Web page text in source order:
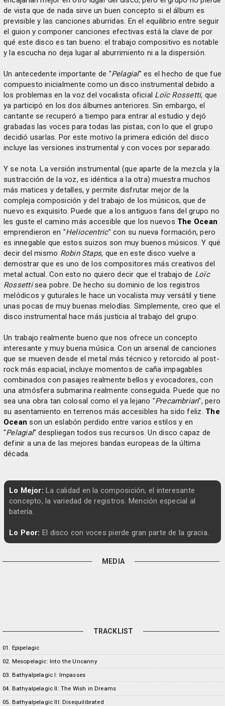
de vista que de nada sirve un buen concepto si el álbum es
previsible y las canciones aburridas. En el equilibrio entre seguir
el guion y componer canciones efectivas está la clave de por
qué este disco es tan bueno: el trabajo compositivo es notable
y la escucha no deja lugar al aburrimiento ni a la dispersión.
Un antecedente importante de "Pelagial" es el hecho de que fue
compuesto inicialmente como un disco instrumental debido a
los problemas en la voz del vocalista oficial Loïc Rossetti, que
ya participó en los dos álbumes anteriores. Sin embargo, el
cantante se recuperó a tiempo para entrar al estudio y dejó
grabadas las voces para todas las pistas, con lo que el grupo
decidió usarlas. Por este motivo la primera edición del disco
incluye las versiones instrumental y con voces por separado.
Y se nota. La versión instrumental (que aparte de la mezcla y la
sustracción de la voz, es idéntica a la otra) muestra muchos
más matices y detalles, y permite disfrutar mejor de la
compleja composición y del trabajo de los músicos, que de
nuevo es exquisito. Puede que a los antiguos fans del grupo no
les guste el camino más accesible que los nuevos The Ocean
emprendieron en "Heliocentric" con su nueva formación, pero
es innegable que estos suizos son muy buenos músicos. Y qué
decir del mismo Robin Staps, que en este disco vuelve a
demostrar que es uno de los compositores más creativos del
metal actual. Con esto no quiero decir que el trabajo de Loïc
Rossettisea pobre. De hecho su dominio de los registros
melódicos y guturales le hace un vocalista muy versátil y tiene
unas pocas de muy buenas melodías. Simplemente, creo que el
disco instrumental hace más justicia al trabajo del grupo.
Un trabajo realmente bueno que nos ofrece un concepto
interesante y muy buena música. Con un arsenal de canciones
que se mueven desde el metal más técnico y retorcido al post-
rock más espacial, incluye momentos de caña impagables
combinados con pasajes realmente bellos y evocadores, con
una atmósfera submarina realmente conseguida. Puede que no
sea una obra tan colosal como el ya lejano "Precambrian", pero
su asentamiento en terrenos más accesibles ha sido feliz. The
Ocean son un eslabón perdido entre varios estilos y en
"Pelagial" despliegan todos sus recursos. Un disco capaz de
definir a una de las mejores bandas europeas de la última
década.
Lo Mejor: La calidad en la composición, el interesante
concepto, la variedad de registros. Mención especial al
batería.
Lo Peor: El disco con voces pierde gran parte de la gracia.
MEDIA
TRACKLIST
01. Epipelagic
02. Mesopelagic: Into the Uncanny
03. Bathyalpelagic I: Impasses
04. Bathyalpelagic II: The Wish in Dreams
05. Bathyalpelagic III: Disequilibrated